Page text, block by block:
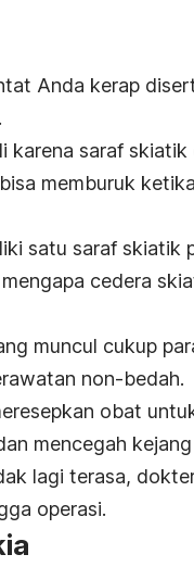
Anda kerap
karena saraf
memburuk
satu saraf skiatik
cedera
muncul cukup
non-bedah.
obat
mencegah
lagi terasa,
operasi.